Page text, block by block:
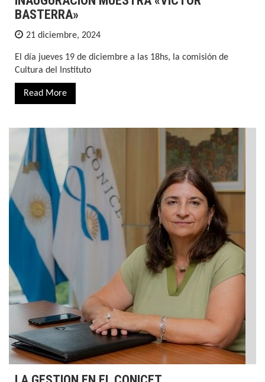
BASTERRA»
21 diciembre, 2024
El día jueves 19 de diciembre a las 18hs, la comisión de
Cultura del Instituto
Read More